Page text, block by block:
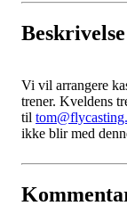
Beskrivelse
Vi vil arrangere
trener. Kveldens
til
ikke blir med